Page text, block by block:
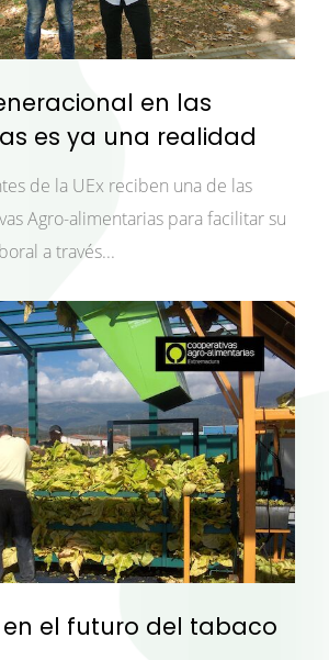
en las
es ya una realidad
de la UEx reciben una de las
Agro-alimentarias para facilitar su
a través...
el futuro del tabaco